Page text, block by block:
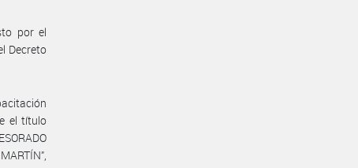
por el
Decreto
el título